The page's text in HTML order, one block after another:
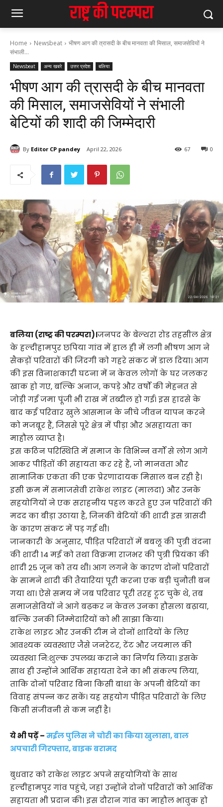
Home Newsbeat
भीषण आग की त्रासदी के बीच मानवता की मिसाल, समाजसेवियों ने
संभाली...
Newsbeat अन्य खबरे उत्तर प्रदेश बलिया
भीषण आग की त्रासदी के बीच मानवता
की मिसाल, समाजसेवियों ने संभाली
बेटियों की शादी की जिम्मेदारी
By Editor CP pandey April 22, 2026 0
67
बलिया (राष्ट्र की परम्परा)।जनपद के बेल्थरा रोड तहसील क्षेत्र
के हल्दीहामपुर छपिया गांव में हाल ही में लगी भीषण आग ने
सैकड़ों परिवारों की जिंदगी को गहरे संकट में डाल दिया। आग
की इस विनाशकारी घटना में न केवल लोगों के घर जलकर
खाक हो गए, बल्कि अनाज, कपड़े और वर्षों की मेहनत से
जोड़ी गई जमा पूंजी भी राख में तब्दील हो गई। इस हादसे के
बाद कई परिवार खुले आसमान के नीचे जीवन यापन करने
को मजबूर हैं, जिससे पूरे क्षेत्र में पीड़ा और असहायता का
माहौल व्याप्त है।
इस कठिन परिस्थिति में समाज के विभिन्न वर्गों से लोग आगे
आकर पीड़ितों की सहायता कर रहे हैं, जो मानवता और
सामाजिक एकता की एक प्रेरणादायक मिसाल बन रही है।
इसी क्रम में समाजसेवी राकेश लाइट (मालदा) और उनके
सहयोगियों ने एक सराहनीय पहल करते हुए उन परिवारों की
मदद का बीड़ा उठाया है, जिनकी बेटियों की शादी इस त्रासदी
के कारण संकट में पड़ गई थी।
जानकारी के अनुसार, पीड़ित परिवारों में बबलू की पुत्री वंदना
की शादी 14 मई को तथा विक्रमा राजभर की पुत्री प्रियंका की
शादी 25 जून को तय थी। आग लगने के कारण दोनों परिवारों
के सामने शादी की तैयारियां पूरी करना एक बड़ी चुनौती बन
गया था। ऐसे समय में जब परिवार पूरी तरह टूट चुके थे, तब
समाजसेवियों ने आगे बढ़कर न केवल उनका हौसला बढ़ाया,
बल्कि उनकी जिम्मेदारियों को भी साझा किया।
राकेश लाइट और उनकी टीम ने दोनों शादियों के लिए
आवश्यक व्यवस्थाएं जैसे जनरेटर, टेंट और जयमाल की
व्यवस्था नि:शुल्क उपलब्ध कराने का निर्णय लिया। इसके
साथ ही उन्होंने आर्थिक सहायता देने का भी संकल्प लिया,
ताकि दोनों परिवार बिना किसी बाधा के अपनी बेटियों का
विवाह संपन्न कर सकें। यह सहयोग पीड़ित परिवारों के लिए
किसी संजीवनी से कम नहीं है।
ये भी पढ़ें –मईल पुलिस ने चोरी का किया खुलासा, बाल
अपचारी गिरफ्तार, बाइक बरामद
बुधवार को राकेश लाइट अपने सहयोगियों के साथ
हल्दीहामपुर गांव पहुंचे, जहां उन्होंने दोनों परिवारों को आर्थिक
सहायता भी प्रदान की। इस दौरान गांव का माहौल भावुक हो